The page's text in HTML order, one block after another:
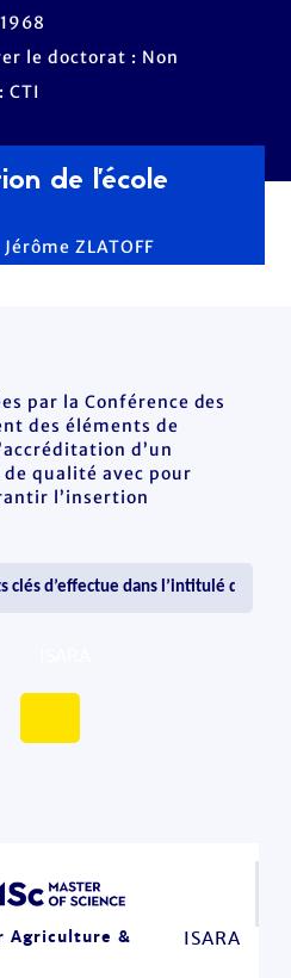
le doctorat : Non
CTI
de l'école
ZLATOFF
par la Conférence des
des éléments de
d’un
qualité avec pour
l’insertion
Agriculture & ISARA